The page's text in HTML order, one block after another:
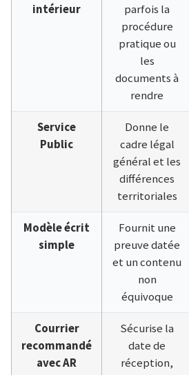
intérieur
parfois la
procédure
pratique ou
les
documents à
rendre
Service
Public
Donne le
cadre légal
général et les
différences
territoriales
Modèle écrit
simple
Fournit une
preuve datée
et un contenu
non
équivoque
Courrier
recommandé
avec AR
Sécurise la
date de
réception,